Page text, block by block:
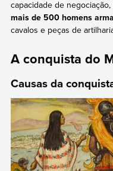
capacidade de negociação,
mais de 500 homens
cavalos e peças de
A conquista do
Causas da